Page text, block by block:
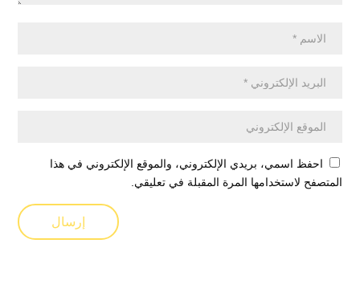
احفظ اسمي، بريدي الإلكتروني، والموقع الإلكتروني في هذا
المتصفح لاستخدامها المرة المقبلة في تعليقي.